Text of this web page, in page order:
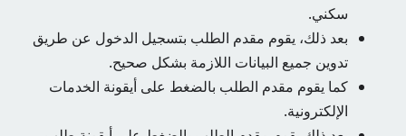
سكني.
بعد ذلك، يقوم مقدم الطلب بتسجيل الدخول عن طريق
تدوين جميع البيانات اللازمة بشكل صحيح.
كما يقوم مقدم الطلب بالضغط على أيقونة الخدمات
الإلكترونية.